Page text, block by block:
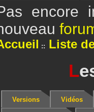
encore
Liste
L
Versions Vidéos